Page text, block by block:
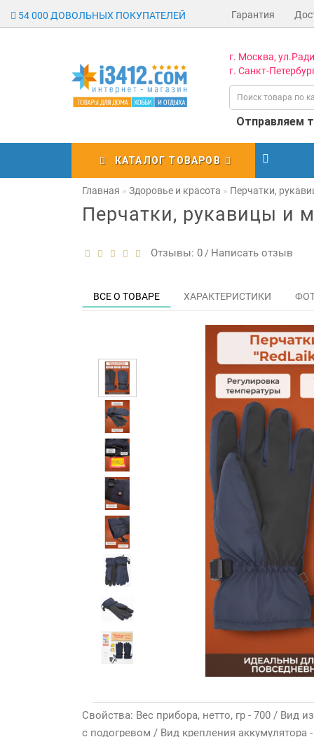
54 000 ДОВОЛЬНЫХ ПОКУПАТЕЛЕЙ Гарантия
г. Москва,
г. Санкт-
Отправляем
КАТАЛОГ ТОВАРОВ
Главная Здоровье и красота Перчатки,
Перчатки, рукавицы и
Отзывы: 0 / Написать отзыв
ВСЕ О ТОВАРЕ ХАРАКТЕРИСТИКИ
Свойства: Вес прибора, нетто, гр - 700 / Вид
с подогревом / Вид крепления